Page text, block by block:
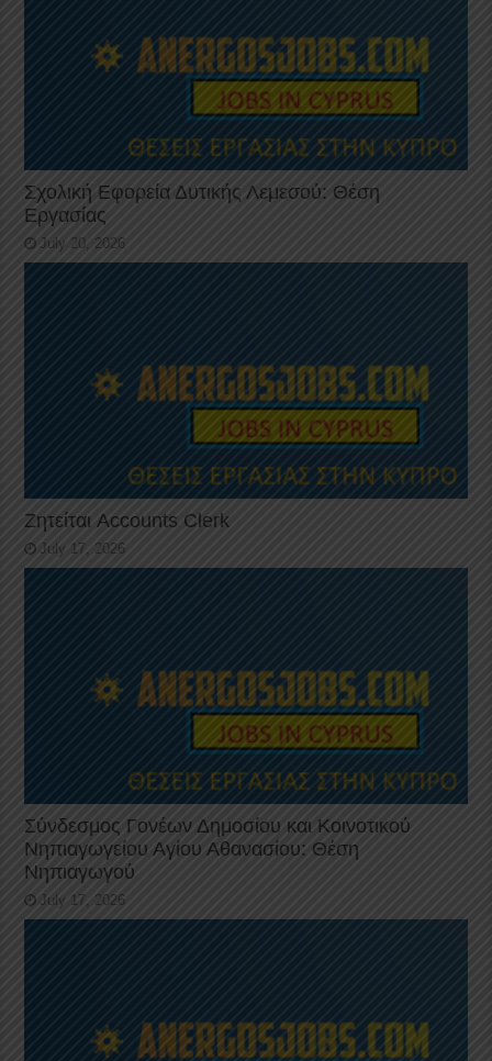
Σχολική Εφορεία Δυτικής Λεμεσού: Θέση
Εργασίας
July 20, 2026
Ζητείται Accounts Clerk
July 17, 2026
Σύνδεσμος Γονέων Δημοσίου και Κοινοτικού
Νηπιαγωγείου Αγίου Αθανασίου: Θέση
Νηπιαγωγού
July 17, 2026